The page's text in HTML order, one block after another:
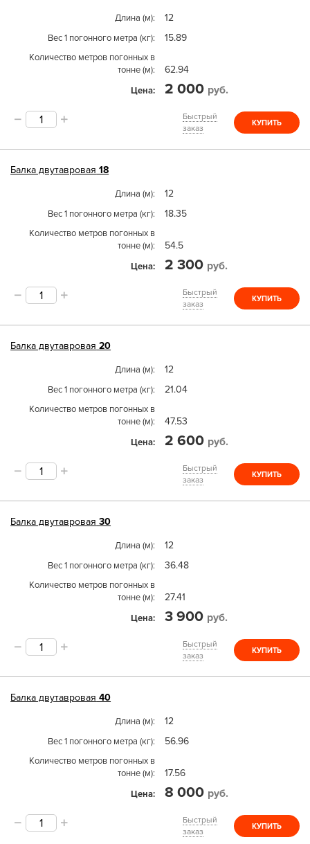
Длина (м) 12
Вес 1 погонного метра (кг) 15.89
Количество метров погонных в
тонне (м)
62.94
Цена 2 000 руб.
Быстрый
заказ
КУПИТЬ
Балка двутавровая 18
Длина (м) 12
Вес 1 погонного метра (кг) 18.35
Количество метров погонных в
тонне (м)
54.5
Цена 2 300 руб.
Быстрый
заказ
КУПИТЬ
Балка двутавровая 20
Длина (м) 12
Вес 1 погонного метра (кг) 21.04
Количество метров погонных в
тонне (м)
47.53
Цена 2 600 руб.
Быстрый
заказ
КУПИТЬ
Балка двутавровая 30
Длина (м) 12
Вес 1 погонного метра (кг) 36.48
Количество метров погонных в
тонне (м)
27.41
Цена 3 900 руб.
Быстрый
заказ
КУПИТЬ
Балка двутавровая 40
Длина (м) 12
Вес 1 погонного метра (кг) 56.96
Количество метров погонных в
тонне (м)
17.56
Цена 8 000 руб.
Быстрый
заказ
КУПИТЬ